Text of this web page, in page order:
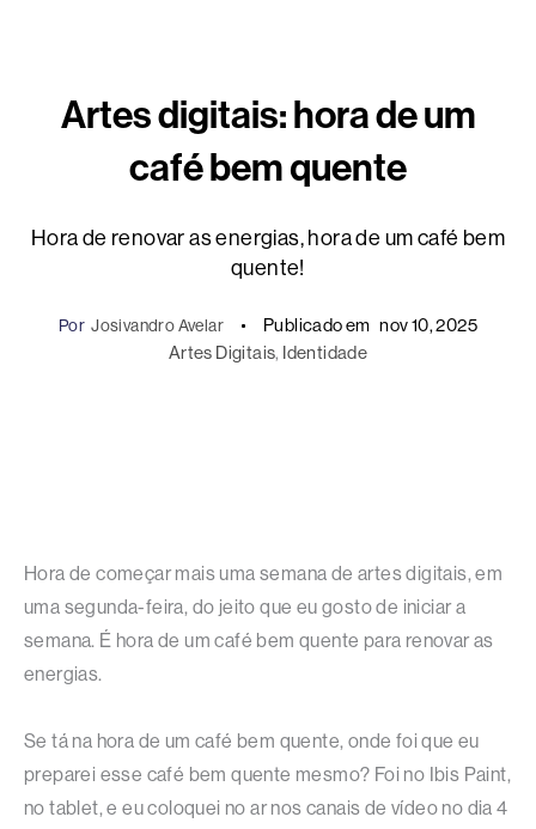
Artes digitais: hora de um
café bem quente
Hora de renovar as energias, hora de um café bem
quente!
Por Josivandro Avelar Publicado em nov 10, 2025
Artes Digitais, Identidade
Hora de começar mais uma semana de artes digitais, em
uma segunda-feira, do jeito que eu gosto de iniciar a
semana. É hora de um café bem quente para renovar as
energias.
Se tá na hora de um café bem quente, onde foi que eu
preparei esse café bem quente mesmo? Foi no Ibis Paint,
no tablet, e eu coloquei no ar nos canais de vídeo no dia 4